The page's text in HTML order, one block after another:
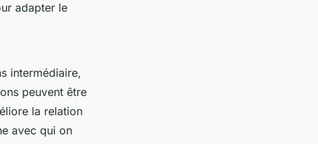
adapter le
intermédiaire,
peuvent être
la relation
avec qui on